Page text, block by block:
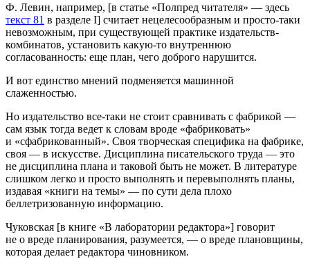
Ф. Левин, например, [в статье «Полпред читателя» — здесь
текст 81 в разделе I] считает нецелесообразным и просто-таки
невозможным, при существующей практике издательств-
комбинатов, установить какую-то внутреннюю
согласованность: еще план, чего доброго нарушится.
И вот единство мнений подменяется машинной
слаженностью.
Но издательство все-таки не стоит сравнивать с фабрикой —
сам язык тогда ведет к словам вроде «фабриковать»
и «сфабрикованный». Своя творческая специфика на фабрике,
своя — в искусстве. Дисциплина писательского труда — это
не дисциплина плана и таковой быть не может. В литературе
слишком легко и просто выполнять и перевыполнять планы,
издавая «книги на темы» — по сути дела плохо
беллетризованную информацию.
Чуковская [в книге «В лаборатории редактора»] говорит
не о вреде планирования, разумеется, — о вреде плановщины,
которая делает редактора чиновником.